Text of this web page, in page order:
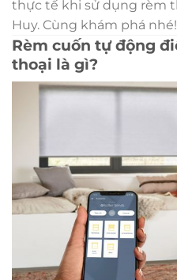
thực tế khi sử dụng rèm
Huy. Cùng khám phá nhé!
Rèm cuốn tự động
thoại là gì?